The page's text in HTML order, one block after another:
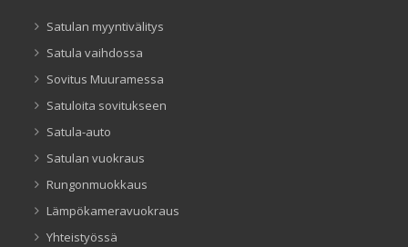
Satulan myyntivälitys
Satula vaihdossa
Sovitus Muuramessa
Satuloita sovitukseen
Satula-auto
Satulan vuokraus
Rungonmuokkaus
Lämpökameravuokraus
Yhteistyössä